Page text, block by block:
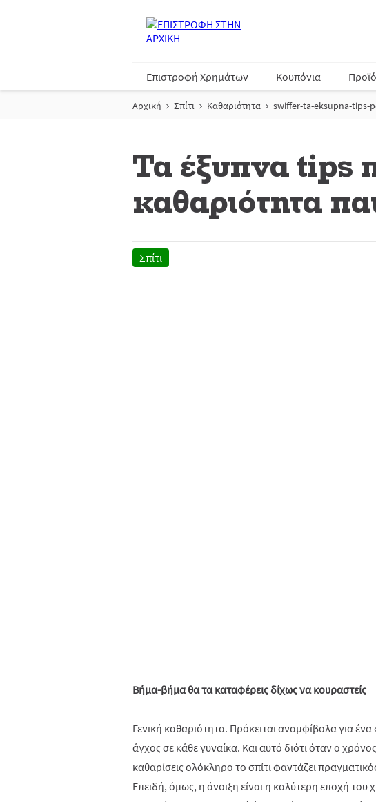
Επιστροφή Χρημάτων Κουπόνια
Αρχική Σπίτι Καθαριότητα swiffer-ta-eksupna-tips-
Τα έξυπνα tips
καθαριότητα
Σπίτι
Βήμα-βήμα θα τα καταφέρεις δίχως να κουραστείς
Γενική καθαριότητα. Πρόκειται αναμφίβολα για
άγχος σε κάθε γυναίκα. Και αυτό διότι όταν ο
καθαρίσεις ολόκληρο το σπίτι φαντάζει
Επειδή, όμως, η άνοιξη είναι η καλύτερη εποχή του